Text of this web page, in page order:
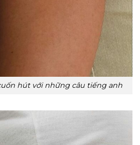
hút với những câu tiếng anh